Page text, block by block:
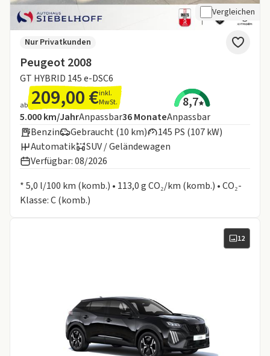
Vergleichen
Peugeot 2008
GT HYBRID 145 e-DSC6
Nur Privatkunden
ab 209,00 €inkl.
MwSt.
8,7
Angebotsdetails:
Inklusive Laufleistung
5.000 km/JahrAnpassbarLaufzeit
36MonateAnpassbar
Benzin
Gebraucht (10 km)
145 PS (107 kW)
Automatik
SUV / Geländewagen
Verfügbar: 08/2026
* 5,0 l/100 km (komb.) • 113,0 g CO₂/km (komb.) • CO₂-
Klasse: C (komb.)
12